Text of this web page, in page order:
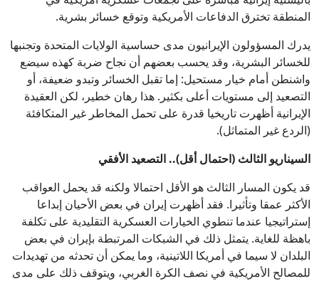
المنطقة تخترق الدفاعات الأمريكية وتوقع خسائر بشرية.
يدرك المسؤولون الإيرانيون مدى حساسية الولايات المتحدة وتجنبها
للخسائر البشرية، وقد يحسب بعضهم أن نجاح ضربة كهذه سيضع
واشنطن أمام خيار مستحيل: إما تقبل الخسائر وتبدو ضعيفة، أو
التصعيد إلى مستويات أعلى بكثير. هذا رهان خطير، لكن العقيدة
الإيرانية أظهرت تاريخيا قدرة على تحمل المخاطر غير المتكافئة
(الردع غير المتماثل).
السيناريو الثالث (احتمال أقل).. التصعيد الأفقي
قد يكون المسار الثالث هو الأقل احتمالا ولكنه قد يحمل العواقب
الأكثر عمقا وتأثيرا. فقد أظهرت إيران في بعض الأحيان إبداعا
إستراتيجيا عندما تنطوي الخيارات العسكرية التقليدية على تكلفة
باهظة للغاية. يتمثل ذلك في الشبكات المرتبطة بإيران في بعض
البلدان لا سيما في أمريكا اللاتينية، وما يمكن أن تحدثه من تهديدات
للمصالح الأمريكية في نصف الكرة الغربي، ويتوقف ذلك على مدى